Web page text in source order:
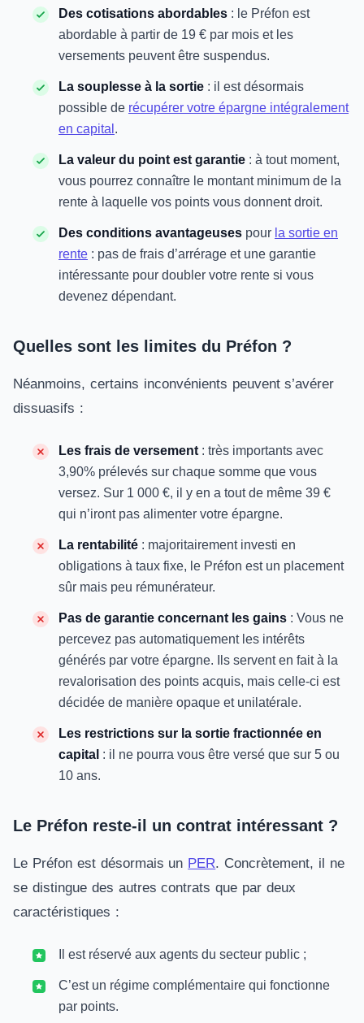
Des cotisations abordables : le Préfon est
abordable à partir de 19 € par mois et les
versements peuvent être suspendus.
La souplesse à la sortie : il est désormais
possible de récupérer votre épargne intégralement
en capital .
La valeur du point est garantie : à tout moment,
vous pourrez connaître le montant minimum de la
rente à laquelle vos points vous donnent droit.
Des conditions avantageuses pour la sortie en
rente : pas de frais d’arrérage et une garantie
intéressante pour doubler votre rente si vous
devenez dépendant.
Quelles sont les limites du Préfon ?
Néanmoins, certains inconvénients peuvent s’avérer
dissuasifs :
Les frais de versement : très importants avec
3,90% prélevés sur chaque somme que vous
versez. Sur 1 000 €, il y en a tout de même 39 €
qui n’iront pas alimenter votre épargne.
La rentabilité : majoritairement investi en
obligations à taux fixe, le Préfon est un placement
sûr mais peu rémunérateur.
Pas de garantie concernant les gains : Vous ne
percevez pas automatiquement les intérêts
générés par votre épargne. Ils servent en fait à la
revalorisation des points acquis, mais celle-ci est
décidée de manière opaque et unilatérale.
Les restrictions sur la sortie fractionnée en
capital : il ne pourra vous être versé que sur 5 ou
10 ans.
Le Préfon reste-il un contrat intéressant ?
Le Préfon est désormais un PER. Concrètement, il ne
se distingue des autres contrats que par deux
caractéristiques :
Il est réservé aux agents du secteur public ;
C’est un régime complémentaire qui fonctionne
par points.